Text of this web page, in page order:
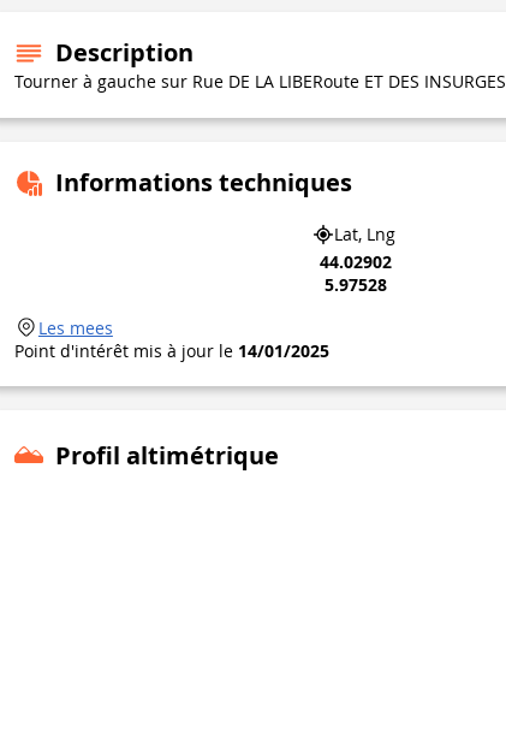
Description
Tourner à gauche sur Rue DE LA LIBERoute ET DES INSURGES
Informations techniques
Lat, Lng
44.02902
5.97528
Les mees
Point d'intérêt mis à jour le 14/01/2025
Profil altimétrique